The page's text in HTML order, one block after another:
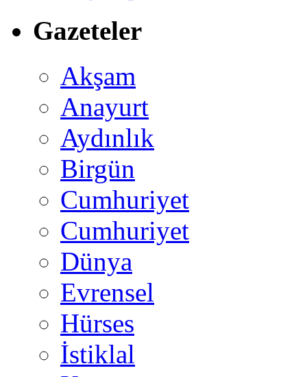
Gazeteler
Akşam
Anayurt
Aydınlık
Birgün
Cumhuriyet
Cumhuriyet
Dünya
Evrensel
Hürses
İstiklal